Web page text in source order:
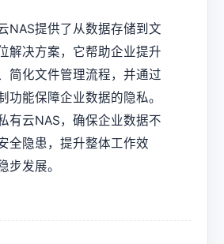
NAS提供了从数据存储到文
解决方案，它帮助企业提升
简化文件管理流程，并通过
功能保障企业数据的隐私。
有云NAS，确保企业数据不
全隐患，提升整体工作效
步发展。